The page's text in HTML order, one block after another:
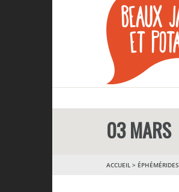
03 MARS
ACCUEIL > ÉPHÉMÉRIDES